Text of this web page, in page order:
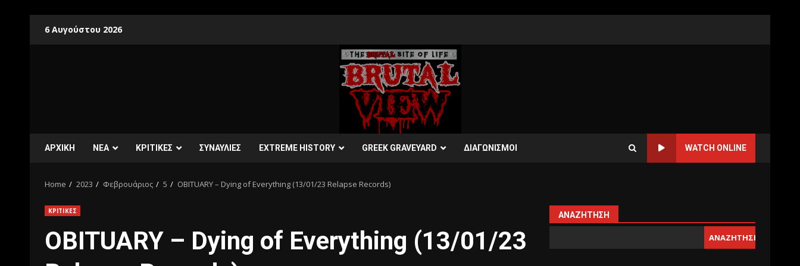
6 Αυγούστου 2026
ΑΡΧΙΚΗ ΝΕΑ ΚΡΙΤΙΚΕΣ ΣΥΝΑΥΛΙΕΣ EXTREME HISTORY GREEK GRAVEYARD ΔΙΑΓΩΝΙΣΜΟΙ WATCH ONLINE
Home 2023 Φεβρουάριος 5 OBITUARY – Dying of Everything (13/01/23 Relapse Records)
ΚΡΙΤΙΚΕΣ
OBITUARY – Dying of Everything (13/01/23
ΑΝΑΖΉΤΗΣΗ
ΑΝΑΖΉΤΗΣΗ